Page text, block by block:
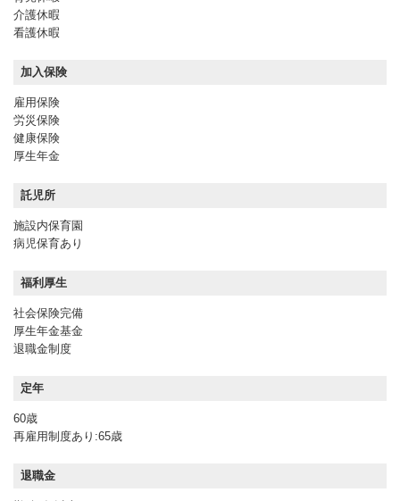
介護休暇
看護休暇
加入保険
雇用保険
労災保険
健康保険
厚生年金
託児所
施設内保育園
病児保育あり
福利厚生
社会保険完備
厚生年金基金
退職金制度
定年
60歳
再雇用制度あり:65歳
退職金